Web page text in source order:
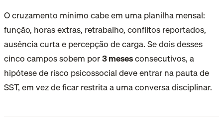
O cruzamento mínimo cabe em uma planilha mensal:
função, horas extras, retrabalho, conflitos reportados,
ausência curta e percepção de carga. Se dois desses
cinco campos sobem por3 mesesconsecutivos, a
hipótese de risco psicossocial deve entrar na pauta de
SST, em vez de ficar restrita a uma conversa disciplinar.